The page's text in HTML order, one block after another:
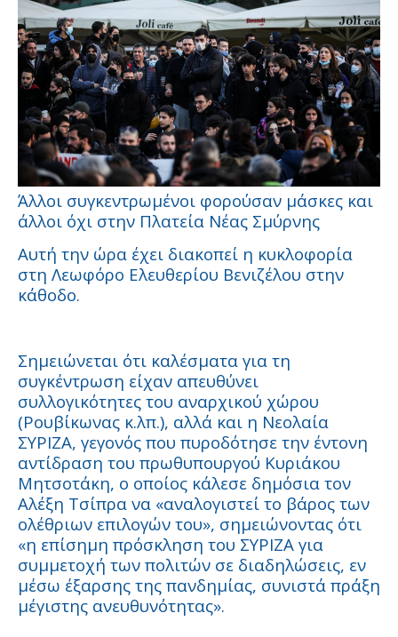
Άλλοι συγκεντρωμένοι φορούσαν μάσκες και
άλλοι όχι στην Πλατεία Νέας Σμύρνης
Αυτή την ώρα έχει διακοπεί η κυκλοφορία
στη Λεωφόρο Ελευθερίου Βενιζέλου στην
κάθοδο.
Σημειώνεται ότι καλέσματα για τη
συγκέντρωση είχαν απευθύνει
συλλογικότητες του αναρχικού χώρου
(Ρουβίκωνας κ.λπ.), αλλά και η Νεολαία
ΣΥΡΙΖΑ, γεγονός που πυροδότησε την έντονη
αντίδραση του πρωθυπουργού Κυριάκου
Μητσοτάκη, ο οποίος κάλεσε δημόσια τον
Αλέξη Τσίπρα να «αναλογιστεί το βάρος των
ολέθριων επιλογών του», σημειώνοντας ότι
«η επίσημη πρόσκληση του ΣΥΡΙΖΑ για
συμμετοχή των πολιτών σε διαδηλώσεις, εν
μέσω έξαρσης της πανδημίας, συνιστά πράξη
μέγιστης ανευθυνότητας».